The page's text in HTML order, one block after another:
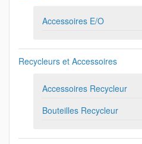
Accessoires E/O
Recycleurs et Accessoires
Accessoires Recycleur
Bouteilles Recycleur